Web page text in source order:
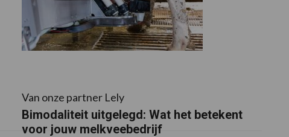
Van onze partner Lely
Bimodaliteit uitgelegd: Wat het betekent
voor jouw melkveebedrijf